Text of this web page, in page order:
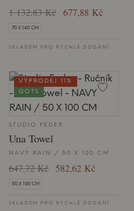
1 132,83 Kč 677,88 Kč
70 X 140 CM
SKLADEM PRO RYCHLÉ DODÁNÍ
STUDIO FEDER
Una Towel
NAVY RAIN / 50 X 100 CM
647,72 Kč 582,62 Kč
50 X 100 CM
SKLADEM PRO RYCHLÉ DODÁNÍ
VÝPRODEJ 11%
GOTS